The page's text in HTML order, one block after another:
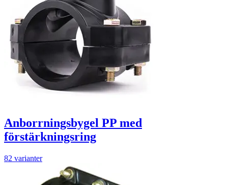
Anborrningsbygel PP med
förstärkningsring
82 varianter